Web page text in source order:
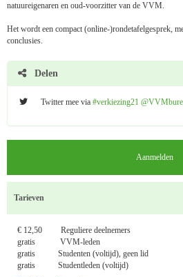
natuureigenaren en oud-voorzitter van de VVM.
Het wordt een compact (online-)rondetafelgesprek,
conclusies.
Delen
Twitter mee via #verkiezing21
Aanmelden
Tarieven
€ 12,50 Reguliere deelnemers
gratis VVM-leden
gratis Studenten (voltijd), geen lid
gratis Studentleden (voltijd)